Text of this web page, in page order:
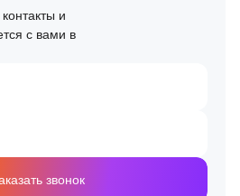
и
с вами в
звонок